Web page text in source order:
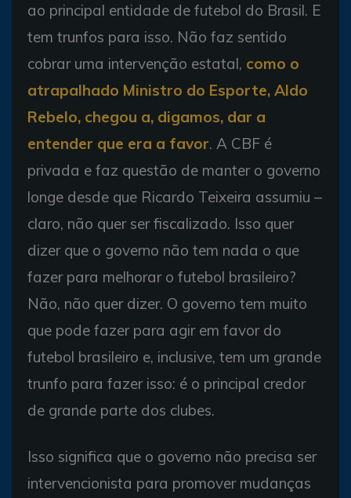
ao principal entidade de futebol do Brasil. E
tem trunfos para isso. Não faz sentido
cobrar uma intervenção estatal, como o
atrapalhado Ministro do Esporte, Aldo
Rebelo, chegou a, digamos, dar a
entender que era a favor. A CBF é
privada e faz questão de manter o governo
longe desde que Ricardo Teixeira assumiu –
claro, não quer ser fiscalizado. Isso quer
dizer que o governo não tem nada o que
fazer para melhorar o futebol brasileiro?
Não, não quer dizer. O governo tem muito
que pode fazer para agir em favor do
futebol brasileiro e, inclusive, tem um grande
trunfo para fazer isso: é o principal credor
de grande parte dos clubes.
Isso significa que o governo não precisa ser
intervencionista para promover mudanças